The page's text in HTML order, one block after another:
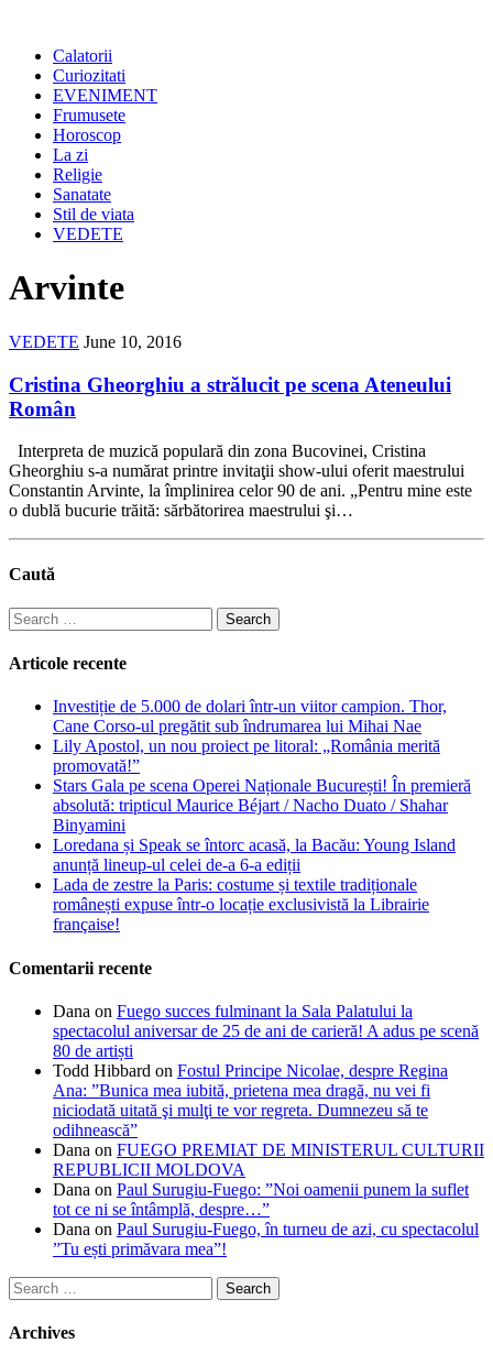
Calatorii
Curiozitati
EVENIMENT
Frumusete
Horoscop
La zi
Religie
Sanatate
Stil de viata
VEDETE
Arvinte
VEDETE June 10, 2016
Cristina Gheorghiu a strălucit pe scena Ateneului
Român
Interpreta de muzică populară din zona Bucovinei, Cristina
Gheorghiu s-a numărat printre invitaţii show-ului oferit maestrului
Constantin Arvinte, la împlinirea celor 90 de ani. „Pentru mine este
o dublă bucurie trăită: sărbătorirea maestrului şi…
Caută
Search
for:
Articole recente
Investiție de 5.000 de dolari într-un viitor campion. Thor,
Cane Corso-ul pregătit sub îndrumarea lui Mihai Nae
Lily Apostol, un nou proiect pe litoral: „România merită
promovată!”
Stars Gala pe scena Operei Naționale București! În premieră
absolută: tripticul Maurice Béjart / Nacho Duato / Shahar
Binyamini
Loredana și Speak se întorc acasă, la Bacău: Young Island
anunță lineup-ul celei de-a 6-a ediții
Lada de zestre la Paris: costume și textile tradiționale
românești expuse într-o locație exclusivistă la Librairie
française!
Comentarii recente
Dana on Fuego succes fulminant la Sala Palatului la
spectacolul aniversar de 25 de ani de carieră! A adus pe scenă
80 de artiști
Todd Hibbard on Fostul Principe Nicolae, despre Regina
Ana: ”Bunica mea iubită, prietena mea dragă, nu vei fi
niciodată uitată şi mulţi te vor regreta. Dumnezeu să te
odihnească”
Dana on FUEGO PREMIAT DE MINISTERUL CULTURII
REPUBLICII MOLDOVA
Dana on Paul Surugiu-Fuego: ”Noi oamenii punem la suflet
tot ce ni se întâmplă, despre…”
Dana on Paul Surugiu-Fuego, în turneu de azi, cu spectacolul
”Tu ești primăvara mea”!
Search
for:
Archives